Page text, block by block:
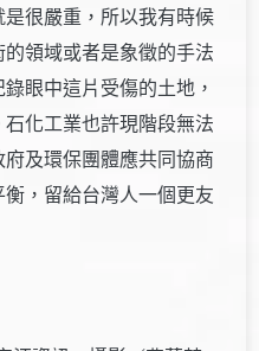
是很嚴重，所以我有時候
領域或者是象徵的手法
眼中這片受傷的土地，
化工業也許現階段無法
及環保團體應共同協商
，留給台灣人一個更友